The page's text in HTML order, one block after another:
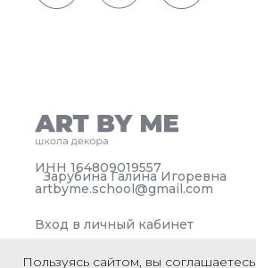
Пользуясь сайтом, вы соглашаетесь
ИНН 164809019557
Зарубина Галина Игоревна
artbyme.school@gmail.com
Вход в личный кабинет